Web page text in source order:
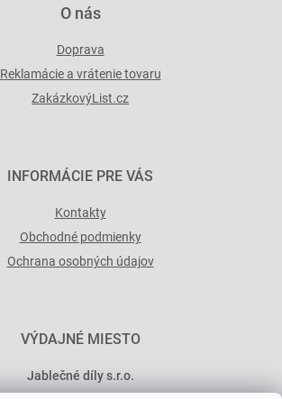
O nás
Doprava
Reklamácie a vrátenie tovaru
ZakázkovýList.cz
INFORMÁCIE PRE VÁS
Kontakty
Obchodné podmienky
Ochrana osobných údajov
VÝDAJNÉ MIESTO
Jablečné díly s.r.o.